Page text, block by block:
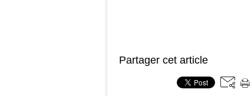
Partager cet article